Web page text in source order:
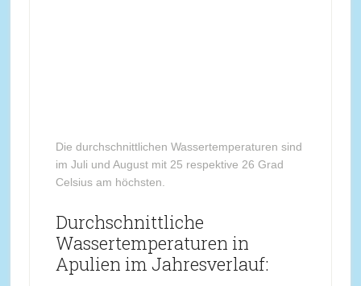
Die durchschnittlichen Wassertemperaturen sind
im Juli und August mit 25 respektive 26 Grad
Celsius am höchsten.
Durchschnittliche
Wassertemperaturen in
Apulien im Jahresverlauf: